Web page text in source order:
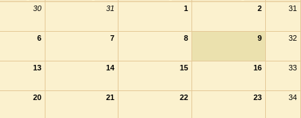
30 31 1 2 31
6 7 8 9 32
13 14 15 16 33
20 21 22 23 34